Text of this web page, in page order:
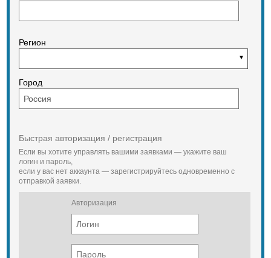
Регион
Город
Быстрая авторизация / регистрация
Если вы хотите управлять вашими заявками — укажите ваш
логин и пароль,
если у вас нет аккаунта — зарегистрируйтесь одновременно с
отправкой заявки.
Авторизация